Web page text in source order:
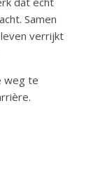
Samen
verrijkt
weg te